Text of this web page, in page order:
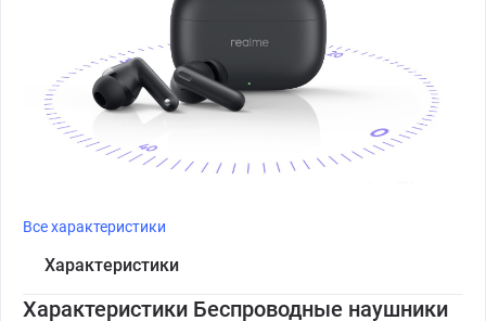
Все характеристики
Характеристики
Характеристики Беспроводные наушники